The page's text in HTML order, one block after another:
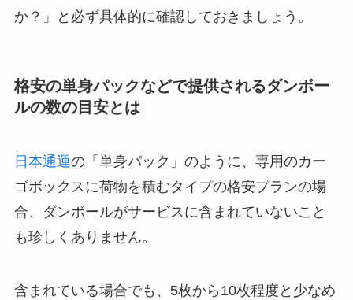
か？」
と 必ず具体的に確認しておきましょう。
格安の単身パックなどで提供されるダンボー
ルの数の目安とは
日本通運の「単身パック」のように、専用のカー
ゴボックスに荷物を積むタイプの格安プランの場
合、
ダンボールがサービスに含まれていないこと
も珍しくありません。
含まれている場合でも、5枚から10枚程度と少なめ